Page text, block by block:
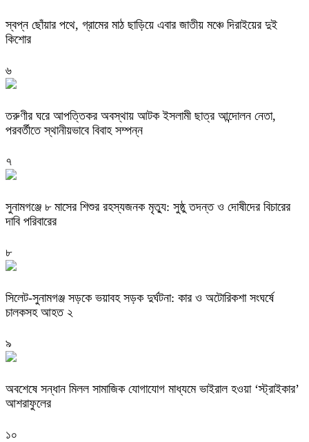
স্বপ্ন ছোঁয়ার পথে, গ্রামের মাঠ ছাড়িয়ে এবার জাতীয় মঞ্চে দিরাইয়ের দুই
কিশোর
৬
তরুণীর ঘরে আপত্তিকর অবস্থায় আটক ইসলামী ছাত্র আন্দোলন নেতা,
পরবর্তীতে স্থানীয়ভাবে বিবাহ সম্পন্ন
৭
সুনামগঞ্জে ৮ মাসের শিশুর রহস্যজনক মৃত্যু: সুষ্ঠু তদন্ত ও দোষীদের বিচারের
দাবি পরিবারের
৮
সিলেট-সুনামগঞ্জ সড়কে ভয়াবহ সড়ক দুর্ঘটনা: কার ও অটোরিকশা সংঘর্ষে
চালকসহ আহত ২
৯
অবশেষে সন্ধান মিলল সামাজিক যোগাযোগ মাধ্যমে ভাইরাল হওয়া ‘স্ট্রাইকার’
আশরাফুলের
১০